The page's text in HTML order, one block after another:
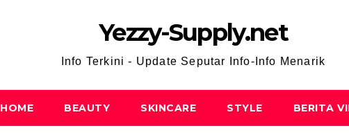
Yezzy-Supply.net
Info Terkini - Update Seputar Info-Info Menarik
HOME BEAUTY SKINCARE STYLE BERITA